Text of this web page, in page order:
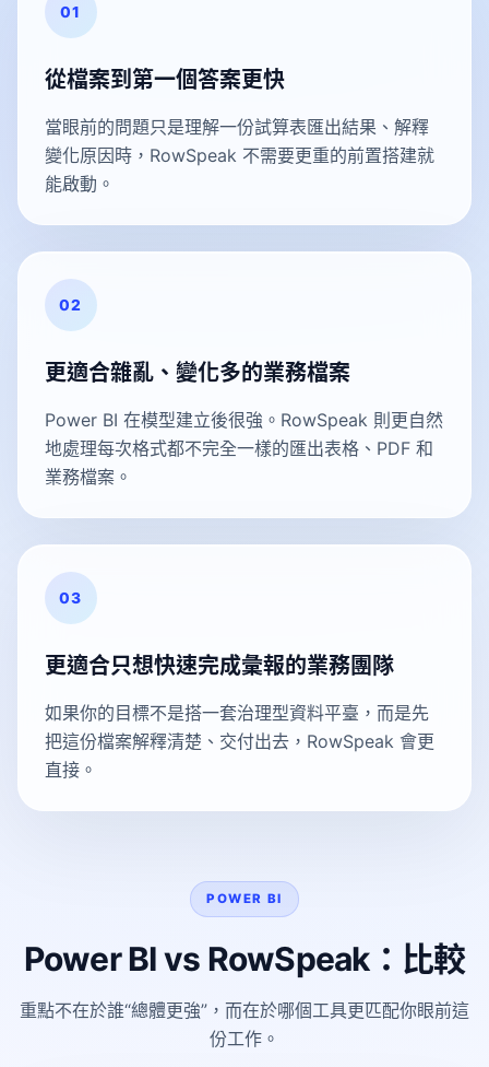
01
從檔案到第一個答案更快
當眼前的問題只是理解一份試算表匯出結果、解釋
變化原因時，RowSpeak 不需要更重的前置搭建就
能啟動。
02
更適合雜亂、變化多的業務檔案
Power BI 在模型建立後很強。RowSpeak 則更自然
地處理每次格式都不完全一樣的匯出表格、PDF 和
業務檔案。
03
更適合只想快速完成彙報的業務團隊
如果你的目標不是搭一套治理型資料平臺，而是先
把這份檔案解釋清楚、交付出去，RowSpeak 會更
直接。
POWER BI
Power BI vs RowSpeak：比較
重點不在於誰“總體更強”，而在於哪個工具更匹配你眼前這
份工作。